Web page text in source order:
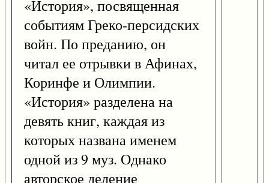
«История», посвященная
событиям Греко-персидских
войн. По преданию, он
читал ее отрывки в Афинах,
Коринфе и Олимпии.
«История» разделена на
девять книг, каждая из
которых названа именем
одной из 9 муз. Однако
авторское деление